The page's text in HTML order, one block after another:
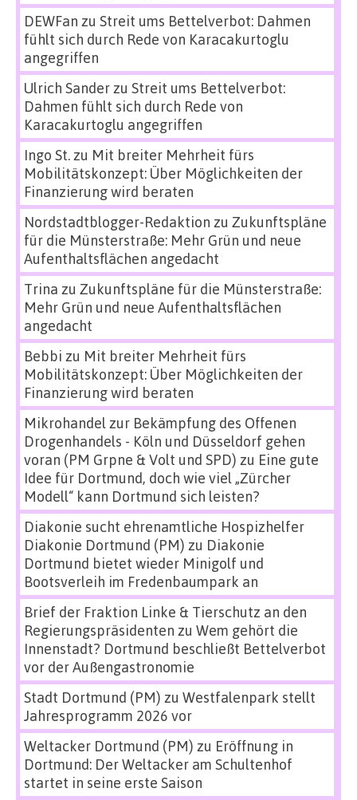
DEWFan zu Streit ums Bettelverbot: Dahmen
fühlt sich durch Rede von Karacakurtoglu
angegriffen
Ulrich Sanderzu Streit ums Bettelverbot:
Dahmen fühlt sich durch Rede von
Karacakurtoglu angegriffen
Ingo St.zu Mit breiter Mehrheit fürs
Mobilitätskonzept: Über Möglichkeiten der
Finanzierung wird beraten
Nordstadtblogger-Redaktion zu Zukunftspläne
für die Münsterstraße: Mehr Grün und neue
Aufenthaltsflächen angedacht
Trina zu Zukunftspläne für die Münsterstraße:
Mehr Grün und neue Aufenthaltsflächen
angedacht
Bebbi zu Mit breiter Mehrheit fürs
Mobilitätskonzept: Über Möglichkeiten der
Finanzierung wird beraten
Mikrohandel zur Bekämpfung des Offenen
Drogenhandels - Köln und Düsseldorf gehen
voran (PM Grpne & Volt und SPD) zu Eine gute
Idee für Dortmund, doch wie viel „Zürcher
Modell“ kann Dortmund sich leisten?
Diakonie sucht ehrenamtliche Hospizhelfer
Diakonie Dortmund (PM) zu Diakonie
Dortmund bietet wieder Minigolf und
Bootsverleih im Fredenbaumpark an
Brief der Fraktion Linke & Tierschutz an den
Regierungspräsidenten zu Wem gehört die
Innenstadt? Dortmund beschließt Bettelverbot
vor der Außengastronomie
Stadt Dortmund (PM) zu Westfalenpark stellt
Jahresprogramm 2026 vor
Weltacker Dortmund (PM) zu Eröffnung in
Dortmund: Der Weltacker am Schultenhof
startet in seine erste Saison